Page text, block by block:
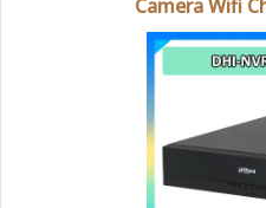
Camera Wifi